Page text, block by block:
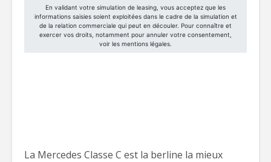
La Mercedes Classe C est la berline la mieux